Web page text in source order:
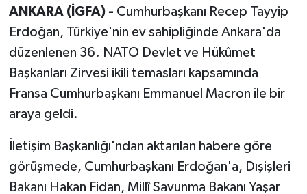
ANKARA (İGFA) - Cumhurbaşkanı Recep Tayyip
Erdoğan, Türkiye'nin ev sahipliğinde Ankara'da
düzenlenen 36. NATO Devlet ve Hükûmet
Başkanları Zirvesi ikili temasları kapsamında
Fransa Cumhurbaşkanı Emmanuel Macron ile bir
araya geldi.
İletişim Başkanlığı'ndan aktarılan habere göre
görüşmede, Cumhurbaşkanı Erdoğan'a, Dışişleri
Bakanı Hakan Fidan, Millî Savunma Bakanı Yaşar